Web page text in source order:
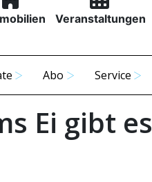
Veranstaltungen
Abo Service
Ei gibt es